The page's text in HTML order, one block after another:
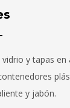
y tapas en
y jabón.